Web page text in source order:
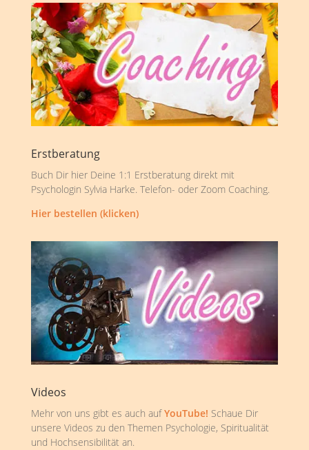
Erstberatung
Buch Dir hier Deine 1:1 Erstberatung direkt mit
Psychologin Sylvia Harke. Telefon- oder Zoom Coaching.
Hier bestellen (klicken)
Videos
Mehr von uns gibt es auch aufYouTube! Schaue Dir
unsere Videos zu den Themen Psychologie, Spiritualität
und Hochsensibilität an.